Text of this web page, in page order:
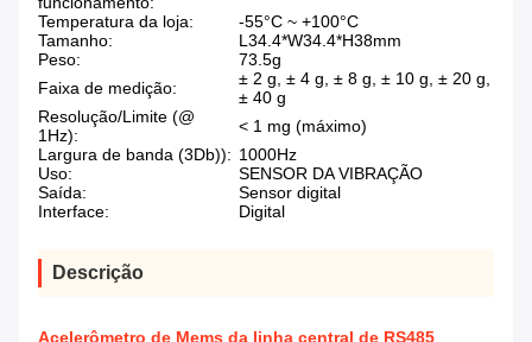
Temperatura da loja:
-55°C ~ +100°C
Tamanho:
L34.4*W34.4*H38mm
Peso:
73.5g
Faixa de medição:
± 2 g, ± 4 g, ± 8 g, ± 10 g, ± 20 g,
± 40 g
Resolução/Limite (@
1Hz):
< 1 mg (máximo)
Largura de banda (3Db)): 1000Hz
Uso:
SENSOR DA VIBRAÇÃO
Saída:
Sensor digital
Interface:
Digital
Descrição
Acelerômetro de Mems da linha central de RS485